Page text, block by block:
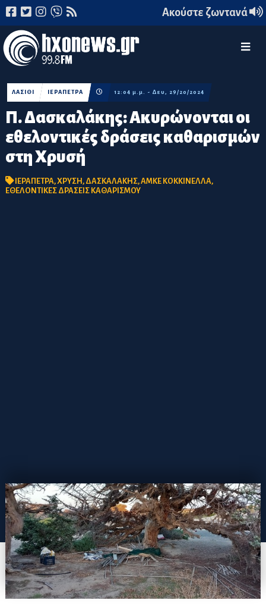
Ακούστε ζωντανά
Π. Δασκαλάκης: Ακυρώνονται οι
εθελοντικές δράσεις καθαρισμών
στη Χρυσή
ΛΑΣΙΘΙ ΙΕΡΑΠΕΤΡΑ 12:04 μ.μ. - Δευ, 29/20/2024
ΙΕΡΑΠΕΤΡΑ,ΧΡΥΣΗ, ΔΑΣΚΑΛΑΚΗΣ,ΑΜΚΕ ΚΟΚΚΙΝΕΛΛΑ,
ΕΘΕΛΟΝΤΙΚΕΣ ΔΡΑΣΕΙΣ ΚΑΘΑΡΙΣΜΟΥ